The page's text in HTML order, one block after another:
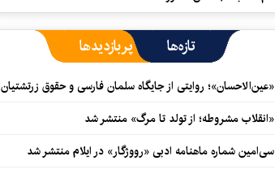
تازه‌ها پربازدیدها
«عین‌الاحسان»؛ روایتی از جایگاه سلمان فارسی و حقوق زرتشتیان
«انقلاب مشروطه؛ از تولد تا مرگ» منتشر شد
سی‌امین شماره ماهنامه‌ ادبی «رووژگار» در ایلام منتشر شد